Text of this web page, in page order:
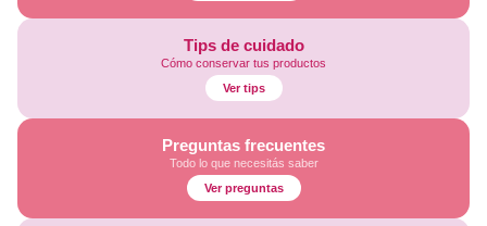
Tips de cuidado
Cómo conservar tus productos
Ver tips
Preguntas frecuentes
Todo lo que necesitás saber
Ver preguntas